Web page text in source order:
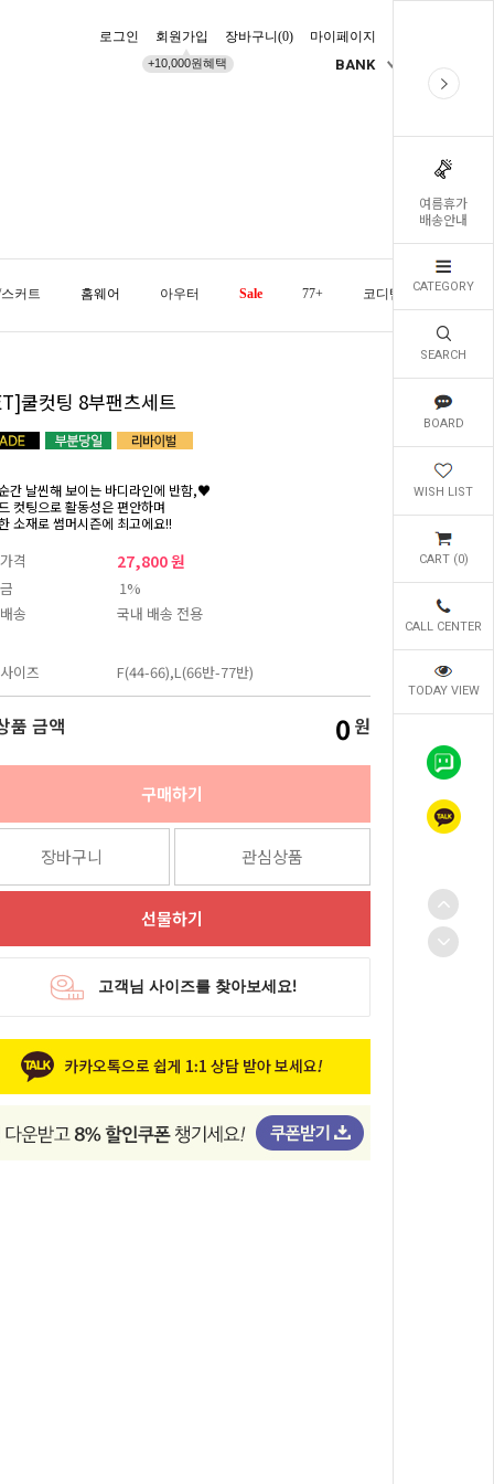
여름휴가
배송안내
CATEGORY
SEARCH
BOARD
WISH LIST
CART (0)
CALL CENTER
TODAY VIEW
로그인 회원가입
+10,000원혜택
장바구니(0) 마이페이지
BANK
커트 홈웨어 아우터 Sale 77+ 코디템 오늘발송
쿨컷팅 8부팬츠세트
간 날씬해 보이는 바디라인에 반함,♥
컷팅으로 활동성은 편안하며
소재로 썸머시즌에 최고에요!!
격 27,800 원
1%
송
국내 배송 전용
이즈 F(44-66),L(66반-77반)
품 금액 0 원
구매하기
장바구니 관심상품
선물하기